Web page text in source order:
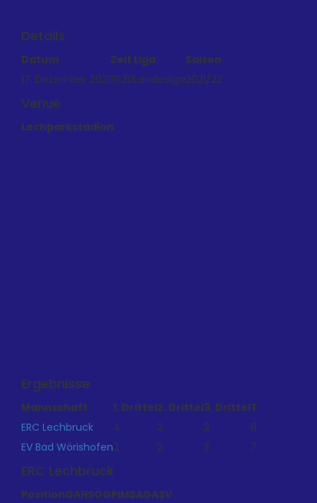
Details
Datum Zeit Liga
Saison
17. Dezember 202119:30Landesliga2021/22
Venue
Lechparkstadion
Ergebnisse
Mannschaft 1. Drittel2. Drittel3. DrittelT
ERC Lechbruck
4 2 2
8
EV Bad Wörishofen2 2 3 7
ERC Lechbruck
PositionGAHSOGPIMSAGASV